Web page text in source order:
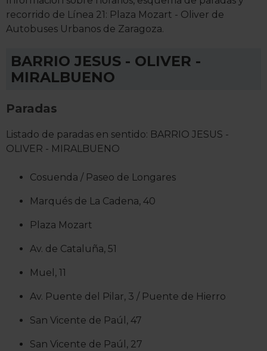
recorrido de Línea 21: Plaza Mozart - Oliver de
Autobuses Urbanos de Zaragoza.
BARRIO JESUS - OLIVER -
MIRALBUENO
Paradas
Listado de paradas en sentido: BARRIO JESUS -
OLIVER - MIRALBUENO
Cosuenda / Paseo de Longares
Marqués de La Cadena, 40
Plaza Mozart
Av. de Cataluña, 51
Muel, 11
Av. Puente del Pilar, 3 / Puente de Hierro
San Vicente de Paúl, 47
San Vicente de Paúl, 27